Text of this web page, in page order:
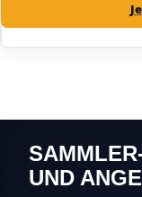
UND